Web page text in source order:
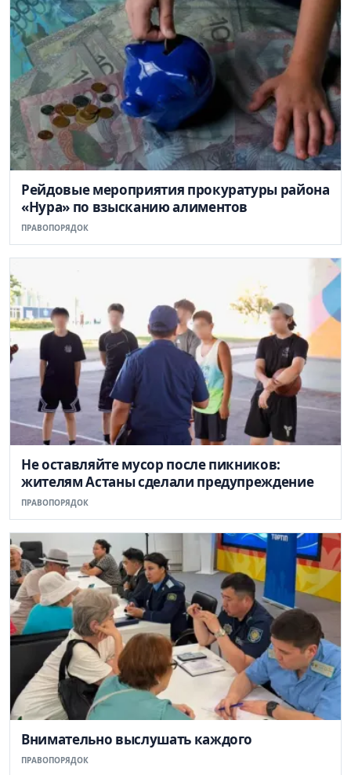
Рейдовые мероприятия прокуратуры района
«Нура» по взысканию алиментов
ПРАВОПОРЯДОК
Не оставляйте мусор после пикников:
жителям Астаны сделали предупреждение
ПРАВОПОРЯДОК
Внимательно выслушать каждого
ПРАВОПОРЯДОК